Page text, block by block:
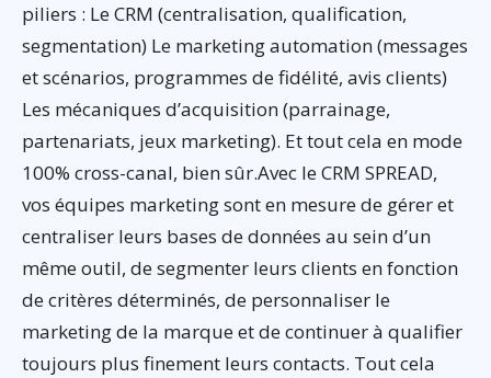
piliers : Le CRM (centralisation, qualification,
segmentation) Le marketing automation (messages
et scénarios, programmes de fidélité, avis clients)
Les mécaniques d’acquisition (parrainage,
partenariats, jeux marketing). Et tout cela en mode
100% cross-canal, bien sûr.Avec le CRM SPREAD,
vos équipes marketing sont en mesure de gérer et
centraliser leurs bases de données au sein d’un
même outil, de segmenter leurs clients en fonction
de critères déterminés, de personnaliser le
marketing de la marque et de continuer à qualifier
toujours plus finement leurs contacts. Tout cela